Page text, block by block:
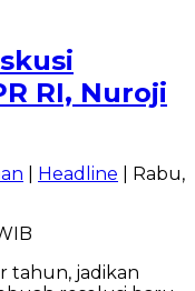
RI, Nuroji
Headline | Rabu,
tahun, jadikan